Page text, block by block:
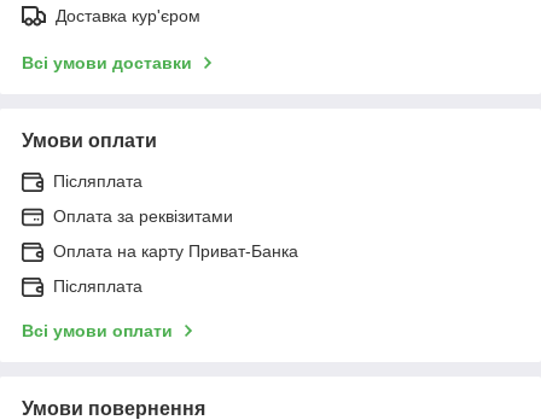
Доставка кур'єром
Всі умови доставки
Умови оплати
Післяплата
Оплата за реквізитами
Оплата на карту Приват-Банка
Післяплата
Всі умови оплати
Умови повернення